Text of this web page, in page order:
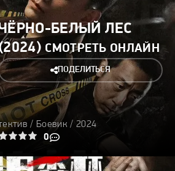
БЕЛЫЙ ЛЕС
СМОТРЕТЬ ОНЛАЙН
ПОДЕЛИТЬСЯ
/ Боевик / 2024
0